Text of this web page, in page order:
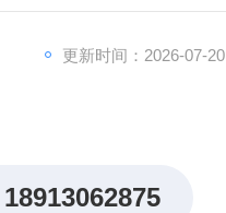
更新时间：2026-07-20
18913062875